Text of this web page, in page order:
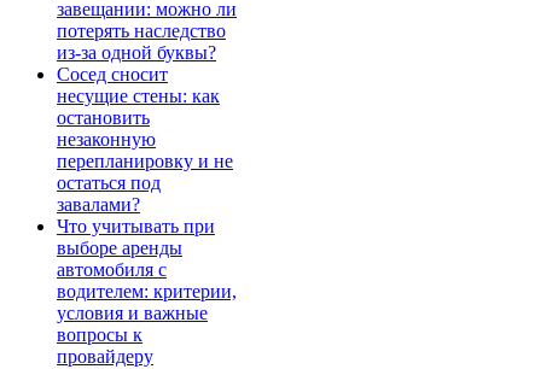
завещании: можно ли
потерять наследство
из-за одной буквы?
Сосед сносит
несущие стены: как
остановить
незаконную
перепланировку и не
остаться под
завалами?
Что учитывать при
выборе аренды
автомобиля с
водителем: критерии,
условия и важные
вопросы к
провайдеру